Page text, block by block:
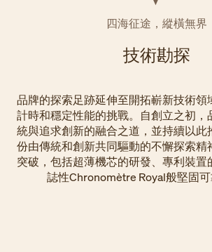
四海征途，縱橫無界
技術勘探
品牌的探索足跡延伸至開拓嶄新技術領
計時和穩定性能的挑戰。自創立之初，
統與追求創新的融合之道，並持續以此
份由傳統和創新共同驅動的不懈探索精
突破，包括超薄機芯的研發、專利裝置
誌性Chronomètre Royal般堅固可